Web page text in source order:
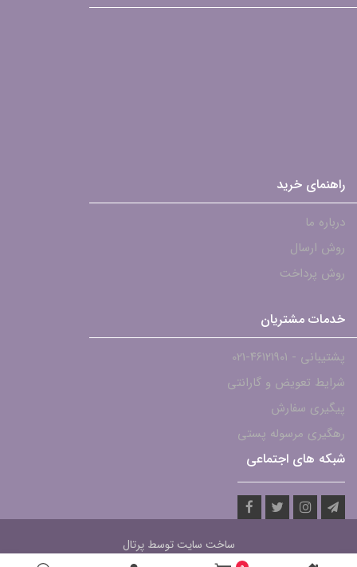
راهنمای خرید
درباره ما
روش ارسال
روش پرداخت
خدمات مشتریان
پشتیبانی - ۴۶۱۲۱۹۰۱-021
شرایط تعویض و گارانتی
پیگیری سفارش
رهگیری مرسوله پستی
شبکه های اجتماعی
ساخت سایت توسطپرتال